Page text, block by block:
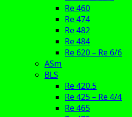
Re 460
Re 474
Re 482
Re 484
Re 620 – Re 6/6
ASm
BLS
Re 420.5
Re 425 – Re 4/4
Re 465